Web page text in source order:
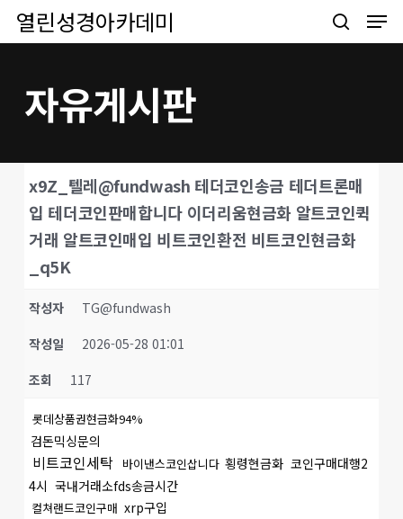
Skip열린성경아카데미
search
자유게시판
x9Z_텔레@fundwash 테더코인송금 테더트론매
입 테더코인판매합니다 이더리움현금화 알트코인퀵
거래 알트코인매입 비트코인환전 비트코인현금화
_q5K
작성자
TG@fundwash
작성일
2026-05-28 01:01
조회
117
롯데상품권현금화94%
검돈믹싱문의
비트코인세탁 바이낸스코인삽니다 횡령현금화 코인구매대행2
4시 국내거래소fds송금시간
컬쳐랜드코인구매 xrp구입